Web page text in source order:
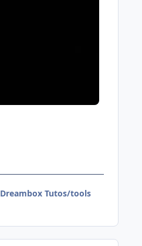
Dreambox Tutos/tools